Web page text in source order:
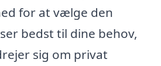
for at vælge den
bedst til dine behov,
sig om privat